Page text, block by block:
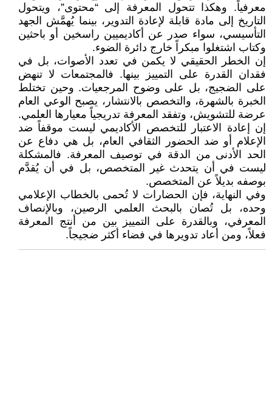
معرفياً. وهكذا تتحول المعرفة إلى “محتوى”، ويتحول
التاريخ إلى مادة قابلة لإعادة التدوير، بينما يُهمَّش الجهد
التأسيسي، سواء صدر عن أكاديميين راسخين أو باحثين
وكتاب اشتغلوا مبكراً خارج دائرة الضوء.
إن الخطر الحقيقي لا يكمن في تعدد الأصوات، بل في
فقدان القدرة على التمييز بينها. فالمجتمعات لا تنهض
على الضجيج، بل على وضوح المرجعيات. وحين تختلط
الخبرة بالشهرة، والتخصص بالانتشار، يصبح الوعي العام
عرضة للتشويش، وتفقد المعرفة تدريجياً معيارها العلمي.
إن إعادة الاعتبار للتخصص الأكاديمي ليست موقفاً ضد
الإعلام أو ضد الحضور الثقافي العام، بل هي دفاع عن
الحد الأدنى من الدقة في توصيف المعرفة. فالمشكلة
ليست في أن يتحدث غير المتخصص، بل في أن يُقدَّم
بوصفه بديلاً عن المتخصص.
وفي النهاية، فإن الحضارات لا تُحمى بالخطاب الإعلامي
وحده، بل تُصان بالبحث العلمي الرصين، وبالإنصاف
المعرفي، وبالقدرة على التمييز بين من أنتج المعرفة
فعلاً، ومن أعاد تدويرها في فضاء أكثر ضجيجاً.